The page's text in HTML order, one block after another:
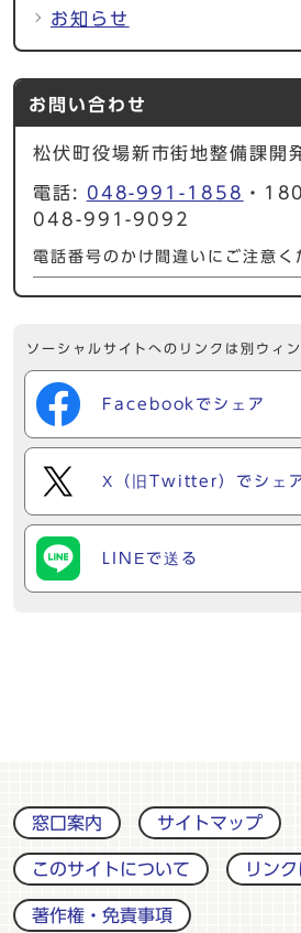
お知らせ
お問い合わせ
松伏町役場新市街地整備課開
電話: 048-991-1858 ・
048-991-9092
電話番号のかけ間違いにご注意く
ソーシャルサイトへのリンクは別ウィ
Facebookでシェア
X（旧Twitter）でシェ
LINEで送る
窓口案内 サイトマップ
このサイトについて リン
著作権・免責事項